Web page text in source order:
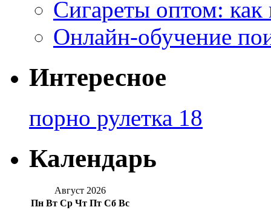
Сигареты оптом:
Онлайн-обучение
Интересное
порно рулетка 18
Календарь
Август 2026
Пн Вт Ср Чт Пт Сб Вс